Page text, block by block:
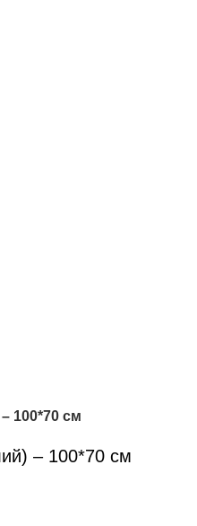
100*70 см
– 100*70 см